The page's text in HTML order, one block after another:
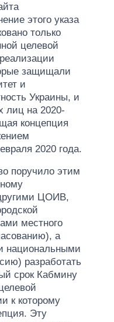
этого указа
только
целевой
защищали
и
Украины, и
лиц на 2020-
концепция
2020 года.
поручило этим
ЦОИВ,
местного
а
национальными
разработать
срок Кабмину
к которому
Эту